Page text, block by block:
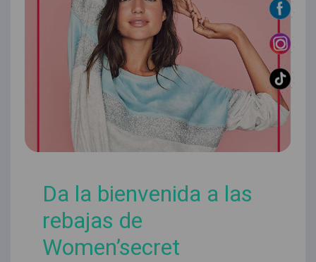
Da la bienvenida a las
rebajas de
Women’secret